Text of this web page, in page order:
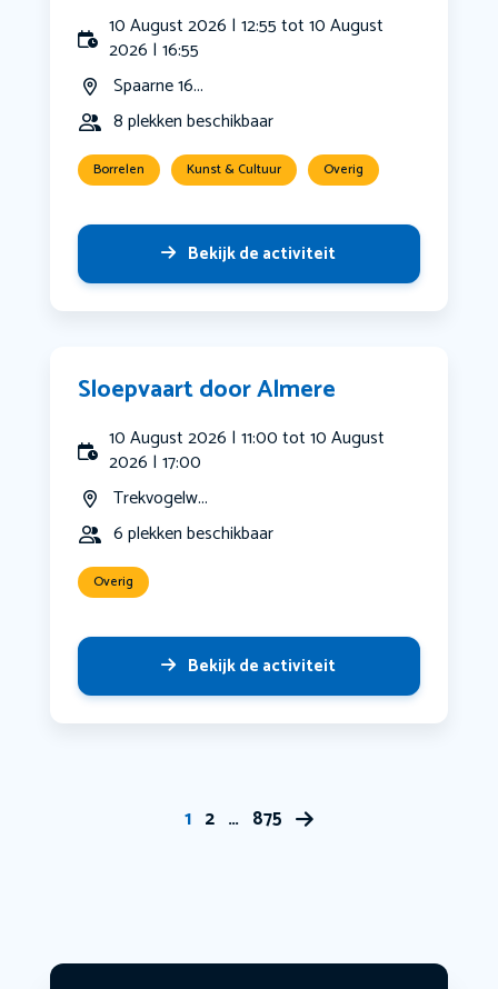
10 August 2026 | 12:55 tot 10 August
2026 | 16:55
Spaarne 16...
8 plekken beschikbaar
Borrelen Kunst & Cultuur Overig
Bekijk de activiteit
Sloepvaart door Almere
10 August 2026 | 11:00 tot 10 August
2026 | 17:00
Trekvogelw...
6 plekken beschikbaar
Overig
Bekijk de activiteit
1 2 … 875